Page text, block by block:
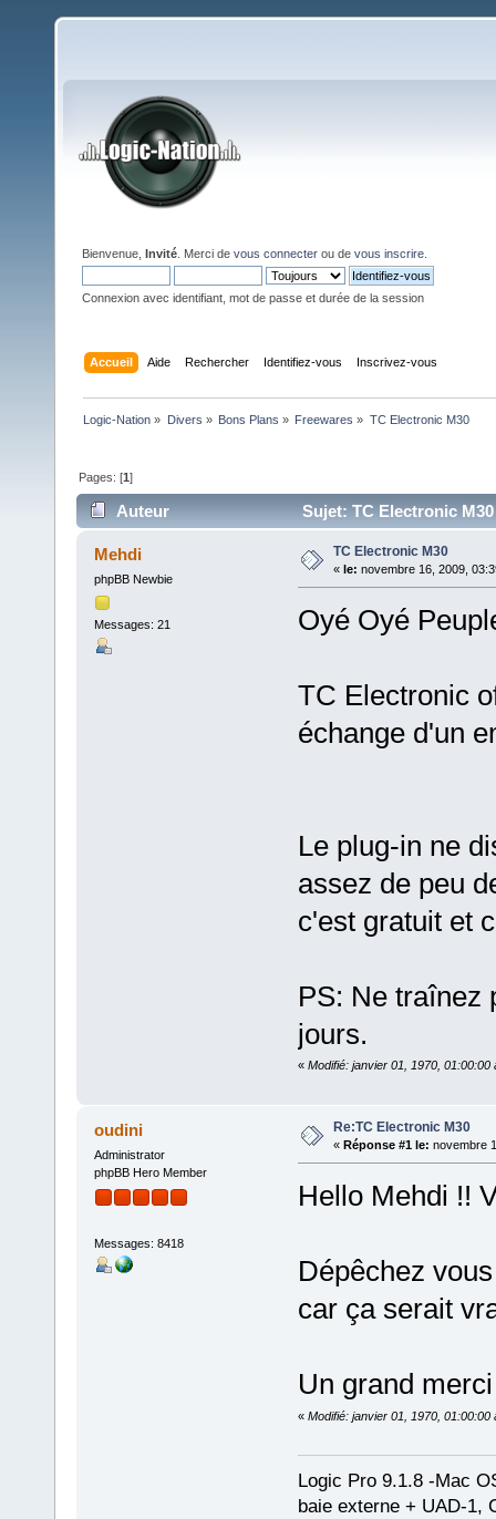
Bienvenue, Invité . Merci de vous connecter ou de vous inscrire
Connexion avec identifiant, mot de passe et durée de la session
Accueil Aide Rechercher Identifiez-vous Inscrivez-vous
Logic-Nation » Divers » Bons Plans » Freewares » TC Electronic M30
Pages: [1]
Auteur Sujet: TC Electronic
Mehdi
phpBB Newbie
Messages: 21
TC Electronic M30
« le: novembre 16, 2009,
Oyé Oyé
TC Electronic
échange d'un
Le plug-in ne
assez de peu
c'est gratuit et
PS: Ne traînez
jours.
« Modifié: janvier 01, 1970, 01:00:00
oudini
Administrator
phpBB Hero Member
Messages: 8418
Re:TC Electronic M30
« Réponse #1 le: novembre
Hello Mehdi !!
Dépêchez
car ça serait
Un grand
« Modifié: janvier 01, 1970, 01:00:00
Logic Pro 9.1.8 -Mac
baie externe + UAD-1,